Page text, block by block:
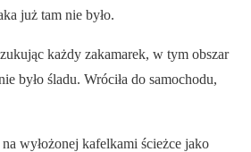
już tam nie było.
każdy zakamarek, w tym obszar
było śladu. Wróciła do samochodu,
wyłożonej kafelkami ścieżce jako